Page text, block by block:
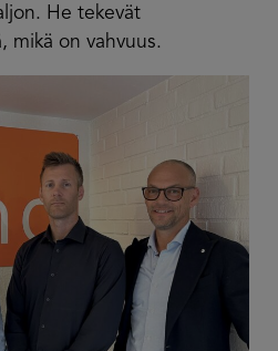
He tekevät
mikä on vahvuus.